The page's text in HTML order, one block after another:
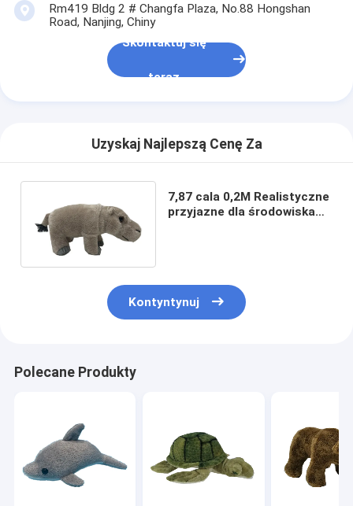
Rm419 Bldg 2 # Changfa Plaza, No.88 Hongshan
Road, Nanjing, Chiny
Skontaktuj się
teraz
Uzyskaj Najlepszą Cenę Za
7,87 cala 0,2M Realistyczne
przyjazne dla środowiska
Kontyntynuj
Polecane Produkty